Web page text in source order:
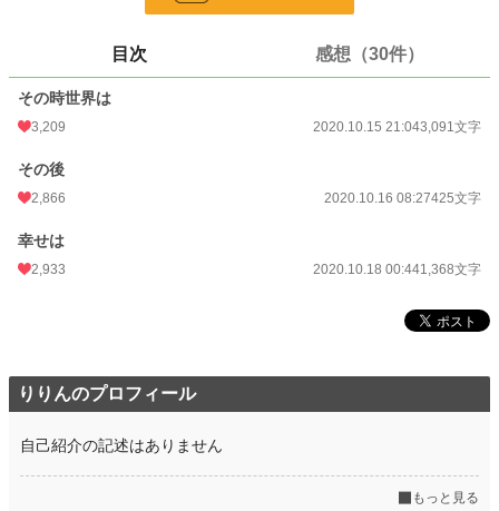
669
24h.ポイント 852 pt
更新日時
年間ポイント 421,807 pt (1,270 位)
累計ポイント 1,090,906 pt (5,326 位)
目次 感想（30件）
その時世界は
3,209 2020.10.15 21:043,091文字
その後
2,866 2020.10.16 08:27425文字
幸せは
2,933 2020.10.18 00:441,368文字
りりんのプロフィール
自己紹介の記述はありません
もっと見る